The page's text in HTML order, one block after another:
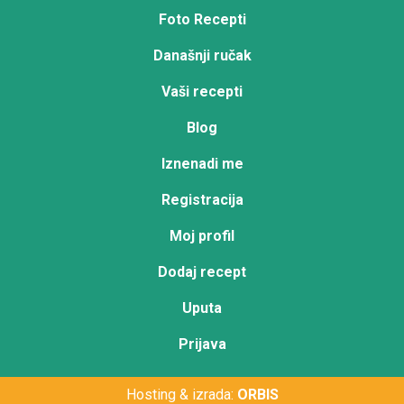
Foto Recepti
Današnji ručak
Vaši recepti
Blog
Iznenadi me
Registracija
Moj profil
Dodaj recept
Uputa
Prijava
Hosting & izrada: ORBIS